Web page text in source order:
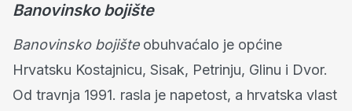
Banovinsko bojište
Banovinsko bojište obuhvaćalo je općine
Hrvatsku Kostajnicu, Sisak, Petrinju, Glinu i Dvor.
Od travnja 1991. rasla je napetost, a hrvatska vlast